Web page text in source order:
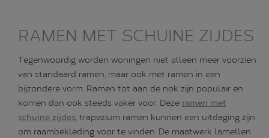
RAMEN MET SCHUINE ZIJDES
Tegenwoordig worden woningen niet alleen meer voorzien
van standaard ramen, maar ook met ramen in een
bijzondere vorm. Ramen tot aan de nok zijn populair en
komen dan ook steeds vaker voor. Deze ramen met
schuine zijdes, trapezium ramen kunnen een uitdaging zijn
om raambekleding voor te vinden. De maatwerk lamellen